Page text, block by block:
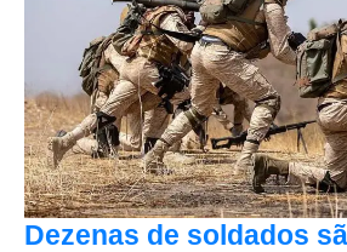
Dezenas de soldados